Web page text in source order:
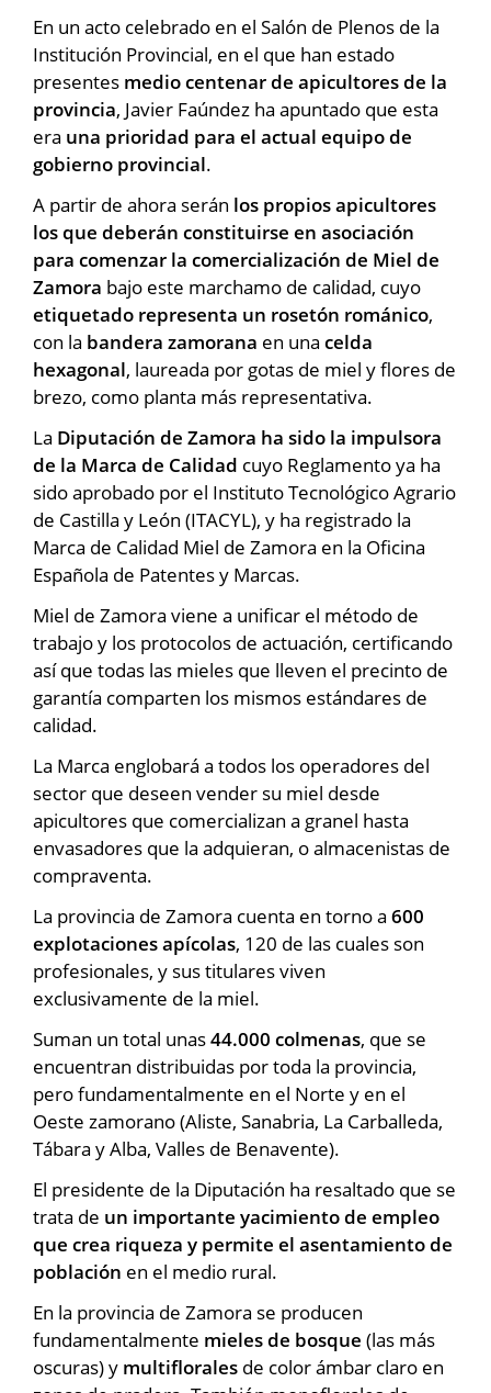
En un acto celebrado en el Salón de Plenos de la
Institución Provincial, en el que han estado
presentes medio centenar de apicultores de la
provincia, Javier Faúndez ha apuntado que esta
era una prioridad para el actual equipo de
gobierno provincial.
A partir de ahora serán los propios apicultores
los que deberán constituirse en asociación
para comenzar la comercialización de Miel de
Zamora bajo este marchamo de calidad, cuyo
etiquetado representa un rosetón románico,
con la bandera zamorana en una celda
hexagonal, laureada por gotas de miel y flores de
brezo, como planta más representativa.
La Diputación de Zamora ha sido la impulsora
de la Marca de Calidad cuyo Reglamento ya ha
sido aprobado por el Instituto Tecnológico Agrario
de Castilla y León (ITACYL), y ha registrado la
Marca de Calidad Miel de Zamora en la Oficina
Española de Patentes y Marcas.
Miel de Zamora viene a unificar el método de
trabajo y los protocolos de actuación, certificando
así que todas las mieles que lleven el precinto de
garantía comparten los mismos estándares de
calidad.
La Marca englobará a todos los operadores del
sector que deseen vender su miel desde
apicultores que comercializan a granel hasta
envasadores que la adquieran, o almacenistas de
compraventa.
La provincia de Zamora cuenta en torno a 600
explotaciones apícolas, 120 de las cuales son
profesionales, y sus titulares viven
exclusivamente de la miel.
Suman un total unas44.000 colmenas, que se
encuentran distribuidas por toda la provincia,
pero fundamentalmente en el Norte y en el
Oeste zamorano (Aliste, Sanabria, La Carballeda,
Tábara y Alba, Valles de Benavente).
El presidente de la Diputación ha resaltado que se
trata de un importante yacimiento de empleo
que crea riqueza y permite el asentamiento de
población en el medio rural.
En la provincia de Zamora se producen
fundamentalmente mieles de bosque (las más
oscuras) y multiflorales de color ámbar claro en